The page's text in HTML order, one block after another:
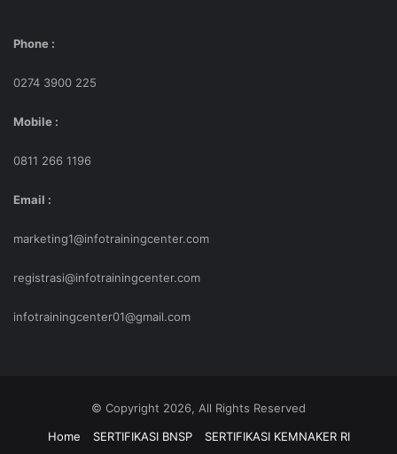
Ekstensi
*Handphone
Phone :
0274 3900 225
Mobile :
0811 266 1196
Email :
marketing1@infotrainingcenter.com
registrasi@infotrainingcenter.com
infotrainingcenter01@gmail.com
© Copyright 2026, All Rights Reserved
Home
SERTIFIKASI BNSP SERTIFIKASI KEMNAKER RI